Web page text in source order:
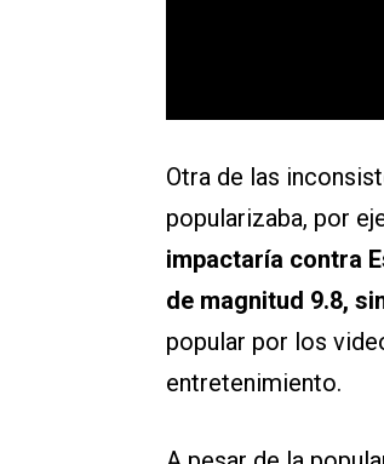
Otra de las
popularizaba, por
impactaría contra
de magnitud 9.8,
popular por los
entretenimiento.